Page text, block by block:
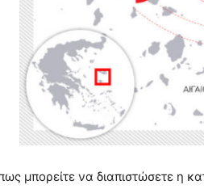
μπορείτε να διαπιστώσετε η